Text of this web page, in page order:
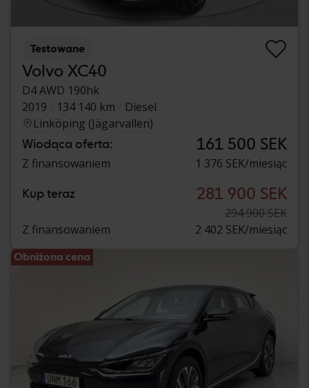
Testowane
Volvo XC40
D4 AWD 190hk
2019
134 140 km
Diesel
Linköping (Jägarvallen)
Wiodąca oferta: 161 500 SEK
Z finansowaniem 1 376 SEK/miesiąc
Kup teraz 281 900 SEK
294 900 SEK
Z finansowaniem
2 402 SEK/miesiąc
Obniżona cena